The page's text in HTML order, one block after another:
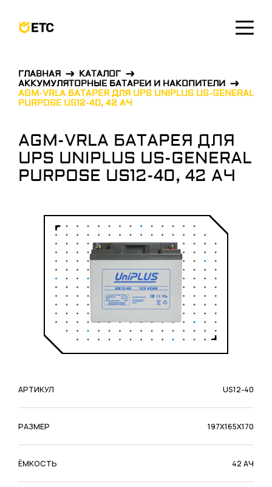
ГЛАВНАЯ
КАТАЛОГ
АККУМУЛЯТОРНЫЕ БАТАРЕИ И НАКОПИТЕЛИ
AGM-VRLA БАТАРЕЯ ДЛЯ UPS UNIPLUS US-GENERAL
PURPOSE US12-40, 42 АЧ
AGM-VRLA БАТАРЕЯ ДЛЯ
UPS UNIPLUS US-GENERAL
PURPOSE US12-40, 42 АЧ
АРТИКУЛ US12-40
РАЗМЕР 197X165X170
ЁМКОСТЬ 42 АЧ